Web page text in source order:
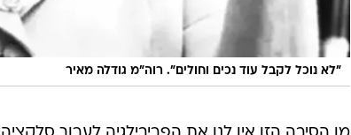
"לא נוכל לקבל עוד נכים וחולים". רוה"מ גודלה מאיר